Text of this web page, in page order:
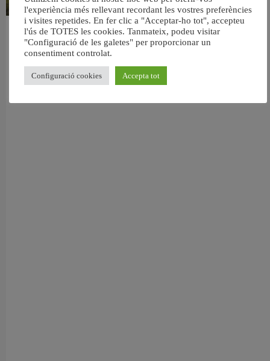
València retira prop de 15.000 litres de residus de la Devesa durant el mes de
juliol
l'experiència més rellevant recordant les vostres preferències
i visites repetides. En fer clic a "Acceptar-ho tot", accepteu
l'ús de TOTES les cookies. Tanmateix, podeu visitar
"Configuració de les galetes" per proporcionar un
consentiment controlat.
Configuració cookies Accepta tot